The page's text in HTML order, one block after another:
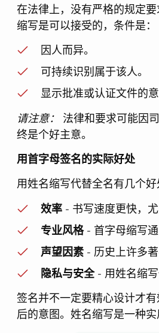
在法律上，没有严格的规定
缩写是可以接受的，条件是：
因人而异。
可持续识别属于该人。
显示批准或认证文件的意
请注意：
法律和要求可能因
终是个好主意。
用首字母签名的实际好处
用姓名缩写代替全名有几个好
效率- 书写速度更快，尤
专业风格- 首字母缩写通
声望因素- 历史上许多著
隐私与安全- 用姓名缩写
签名并不一定要精心设计才
后的意图。姓名缩写是一种